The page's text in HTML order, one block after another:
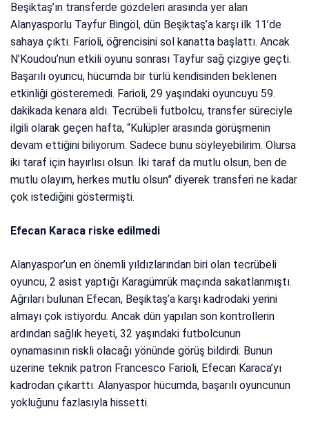
Beşiktaş’ın transferde gözdeleri arasında yer alan
Alanyasporlu Tayfur Bingöl, dün Beşiktaş’a karşı ilk 11’de
sahaya çıktı. Farioli, öğrencisini sol kanatta başlattı. Ancak
N’Koudou’nun etkili oyunu sonrası Tayfur sağ çizgiye geçti.
Başarılı oyuncu, hücumda bir türlü kendisinden beklenen
etkinliği gösteremedi. Farioli, 29 yaşındaki oyuncuyu 59.
dakikada kenara aldı. Tecrübeli futbolcu, transfer süreciyle
ilgili olarak geçen hafta, “Kulüpler arasında görüşmenin
devam ettiğini biliyorum. Sadece bunu söyleyebilirim. Olursa
iki taraf için hayırlısı olsun. İki taraf da mutlu olsun, ben de
mutlu olayım, herkes mutlu olsun” diyerek transferi ne kadar
çok istediğini göstermişti.
Efecan Karaca riske edilmedi
Alanyaspor’un en önemli yıldızlarından biri olan tecrübeli
oyuncu, 2 asist yaptığı Karagümrük maçında sakatlanmıştı.
Ağrıları bulunan Efecan, Beşiktaş’a karşı kadrodaki yerini
almayı çok istiyordu. Ancak dün yapılan son kontrollerin
ardından sağlık heyeti, 32 yaşındaki futbolcunun
oynamasının riskli olacağı yönünde görüş bildirdi. Bunun
üzerine teknik patron Francesco Farioli, Efecan Karaca’yı
kadrodan çıkarttı. Alanyaspor hücumda, başarılı oyuncunun
yokluğunu fazlasıyla hissetti.